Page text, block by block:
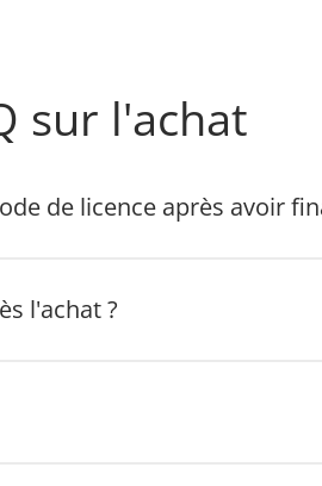
sur l'achat
de licence après avoir
l'achat ?